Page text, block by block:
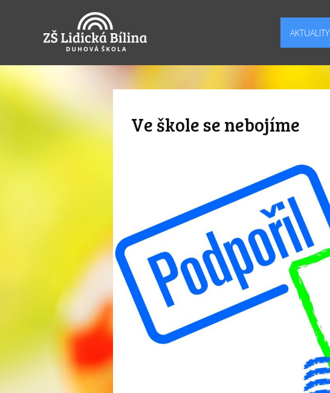
AKTUALITY
Ve škole se nebojíme